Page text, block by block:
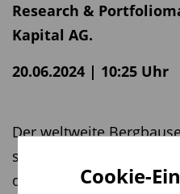
Cookie-
Research &
Kapital AG.
20.06.2024 | 10:25 Uhr
Der weltweite
stärker im Fokus vieler
die versuchte